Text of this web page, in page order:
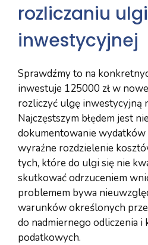
rozliczaniu ulgi
inwestycyjnej
Sprawdźmy to na
inwestuje 125000 zł w
rozliczyć ulgę inwestycyjną
Najczęstszym błędem jest
dokumentowanie
wyraźne rozdzielenie
tych, które do ulgi się nie
skutkować odrzuceniem
problemem bywa
warunków określonych
do nadmiernego odliczenia
podatkowych.